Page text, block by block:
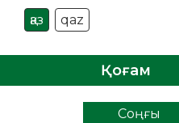
қаз qaz
Қоғам
Соңғы